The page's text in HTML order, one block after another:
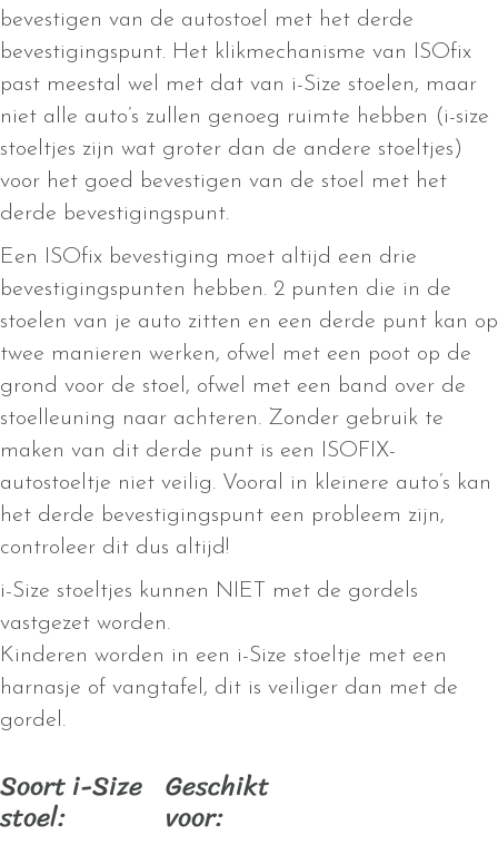
bevestigen van de autostoel met het derde
bevestigingspunt. Het klikmechanisme van ISOfix
past meestal wel met dat van i-Size stoelen, maar
niet alle auto’s zullen genoeg ruimte hebben (i-size
stoeltjes zijn wat groter dan de andere stoeltjes)
voor het goed bevestigen van de stoel met het
derde bevestigingspunt.
Een ISOfix bevestiging moet altijd een drie
bevestigingspunten hebben. 2 punten die in de
stoelen van je auto zitten en een derde punt kan op
twee manieren werken, ofwel met een poot op de
grond voor de stoel, ofwel met een band over de
stoelleuning naar achteren. Zonder gebruik te
maken van dit derde punt is een ISOFIX-
autostoeltje niet veilig. Vooral in kleinere auto’s kan
het derde bevestigingspunt een probleem zijn,
controleer dit dus altijd!
i-Size stoeltjes kunnen NIET met de gordels
vastgezet worden.
Kinderen worden in een i-Size stoeltje met een
harnasje of vangtafel, dit is veiliger dan met de
gordel.
Soort i-Size
stoel:
Geschikt
voor: